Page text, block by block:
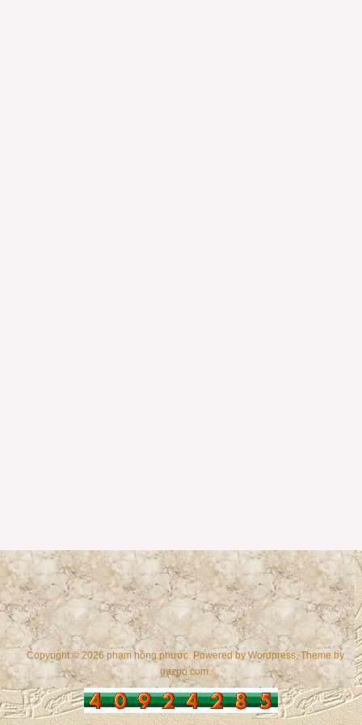
Copyright © 2026 phạm hồng phước. Powered byWordpress, Theme by
gazpo.com.